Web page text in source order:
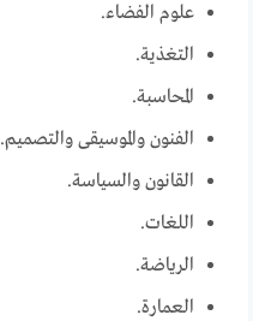
علوم الفضاء.
التغذية.
المحاسبة.
الفنون والموسيقى والتصميم.
القانون والسياسة.
اللغات.
الرياضة.
العمارة.